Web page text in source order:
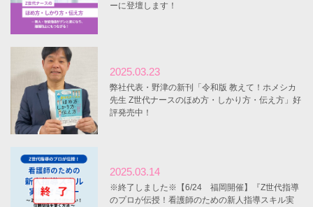
ーに登壇します！
2025.03.23
弊社代表・野津の新刊「令和版 教えて！ホメシカ
先生 Z世代ナースのほめ方・しかり方・伝え方」好
評発売中！
2025.03.14
※終了しました※【6/24 福岡開催】『Z世代指導
のプロが伝授！看護師のための新人指導スキル実